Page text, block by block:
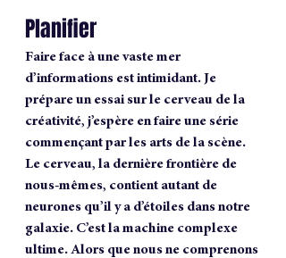
Planifier
Faire face à une vaste mer
d’informations est intimidant. Je
prépare un essai sur le cerveau de la
créativité, j’espère en faire une série
commençant par les arts de la scène.
Le cerveau, la dernière frontière de
nous-mêmes, contient autant de
neurones qu’il y a d’étoiles dans notre
galaxie. C’est la machine complexe
ultime. Alors que nous ne comprenons